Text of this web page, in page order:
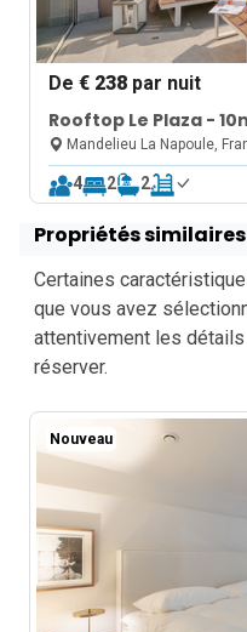
De€ 238 par nuit
Rooftop Le Plaza -
Mandelieu La Napoule,
4 2 2
Propriétés
Certaines
que vous avez
attentivement les
réserver.
Nouveau